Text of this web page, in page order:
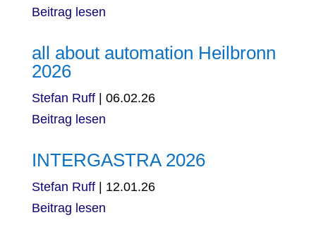
Beitrag lesen
all about automation Heilbronn
2026
Stefan Ruff
06.02.26
Beitrag lesen
INTERGASTRA 2026
Stefan Ruff
12.01.26
Beitrag lesen